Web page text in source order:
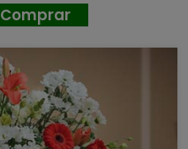
Comprar